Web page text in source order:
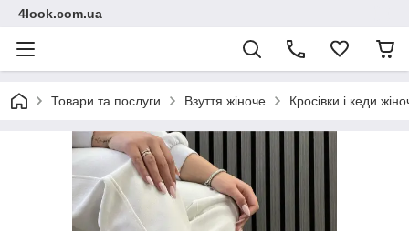
4look.com.ua
Товари та послуги Взуття жіноче Кросівки і кеди